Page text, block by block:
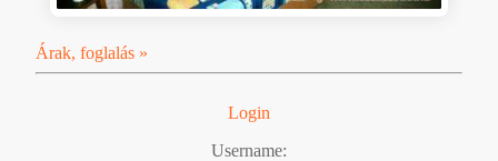
Árak, foglalás »
Login
Username: